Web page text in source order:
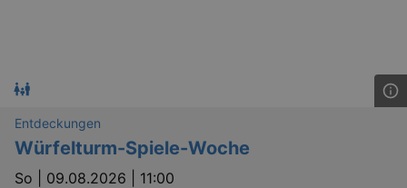
Entdeckungen
Würfelturm-Spiele-Woche
So | 09.08.2026 | 11:00